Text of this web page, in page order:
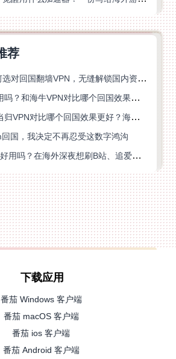
荐
海外党必看：如何选对回国翻墙VPN，无缝解锁国内资源？
ChickCN VPN好用吗？和海牛VPN对比哪个回国效果更好？
ChickCN VPN和当归VPN对比哪个回国效果更好？海外党亲测后选了它
国，我决定不再忍受这数字鸿沟
Quickback和巨鲸好用吗？在海外深夜想刷B站、追爱奇艺的你，或许正需要这份答案
下载应用
番茄 Windows 客户端
番茄 macOS 客户端
番茄 ios 客户端
番茄 Android 客户端